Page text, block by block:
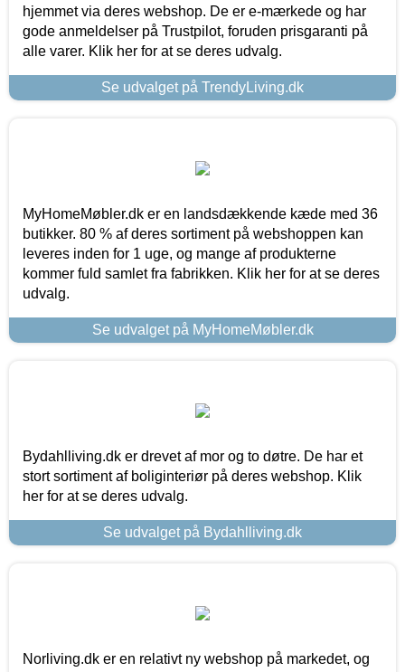
hjemmet via deres webshop. De er e-mærkede og har
gode anmeldelser på Trustpilot, foruden prisgaranti på
alle varer. Klik her for at se deres udvalg.
Se udvalget på TrendyLiving.dk
MyHomeMøbler.dk er en landsdækkende kæde med 36
butikker. 80 % af deres sortiment på webshoppen kan
leveres inden for 1 uge, og mange af produkterne
kommer fuld samlet fra fabrikken. Klik her for at se deres
udvalg.
Se udvalget på MyHomeMøbler.dk
Bydahlliving.dk er drevet af mor og to døtre. De har et
stort sortiment af boliginteriør på deres webshop. Klik
her for at se deres udvalg.
Se udvalget på Bydahlliving.dk
Norliving.dk er en relativt ny webshop på markedet, og